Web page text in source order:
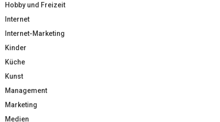
Hobby und Freizeit
Internet
Internet-Marketing
Kinder
Küche
Kunst
Management
Marketing
Medien